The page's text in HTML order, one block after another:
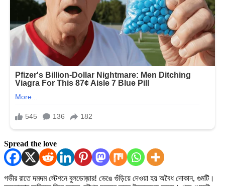
Spread the love
গভীর রাতে দমদম স্টেশনে বুলডোজ়ার! ভেঙে গুঁড়িয়ে দেওয়া হয় অবৈধ দোকান, গুমটি।